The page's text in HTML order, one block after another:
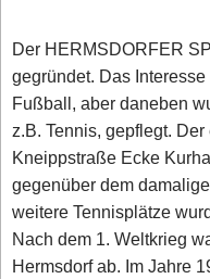
Der HERMSDORFER
gegründet. Das
Fußball, aber daneben
z.B. Tennis, gepflegt.
Kneippstraße Ecke
gegenüber dem
weitere Tennisplätze
Nach dem 1. Weltkrieg
Hermsdorf ab. Im Jahre